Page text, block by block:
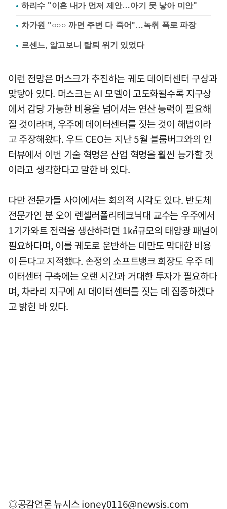
하리수 "이혼 내가 먼저 제안…아기 못 낳아 미안"
차가원 "○○○ 까면 주변 다 죽어"…녹취 폭로 파장
르센느, 알고보니 탈퇴 위기 있었다
이런 전망은 머스크가 추진하는 궤도 데이터센터 구상과
맞닿아 있다. 머스크는 AI 모델이 고도화될수록 지구상
에서 감당 가능한 비용을 넘어서는 연산 능력이 필요해
질 것이라며, 우주에 데이터센터를 짓는 것이 해법이라
고 주장해왔다. 우드 CEO는 지난 5월 블룸버그와의 인
터뷰에서 이번 기술 혁명은 산업 혁명을 훨씬 능가할 것
이라고 생각한다고 말한 바 있다.
다만 전문가들 사이에서는 회의적 시각도 있다. 반도체
전문가인 분 오이 렌셀러폴리테크닉대 교수는 우주에서
1기가와트 전력을 생산하려면 1㎢규모의 태양광 패널이
필요하다며, 이를 궤도로 운반하는 데만도 막대한 비용
이 든다고 지적했다. 손정의 소프트뱅크 회장도 우주 데
이터센터 구축에는 오랜 시간과 거대한 투자가 필요하다
며, 차라리 지구에 AI 데이터센터를 짓는 데 집중하겠다
고 밝힌 바 있다.
◎공감언론 뉴시스ioney0116@newsis.com